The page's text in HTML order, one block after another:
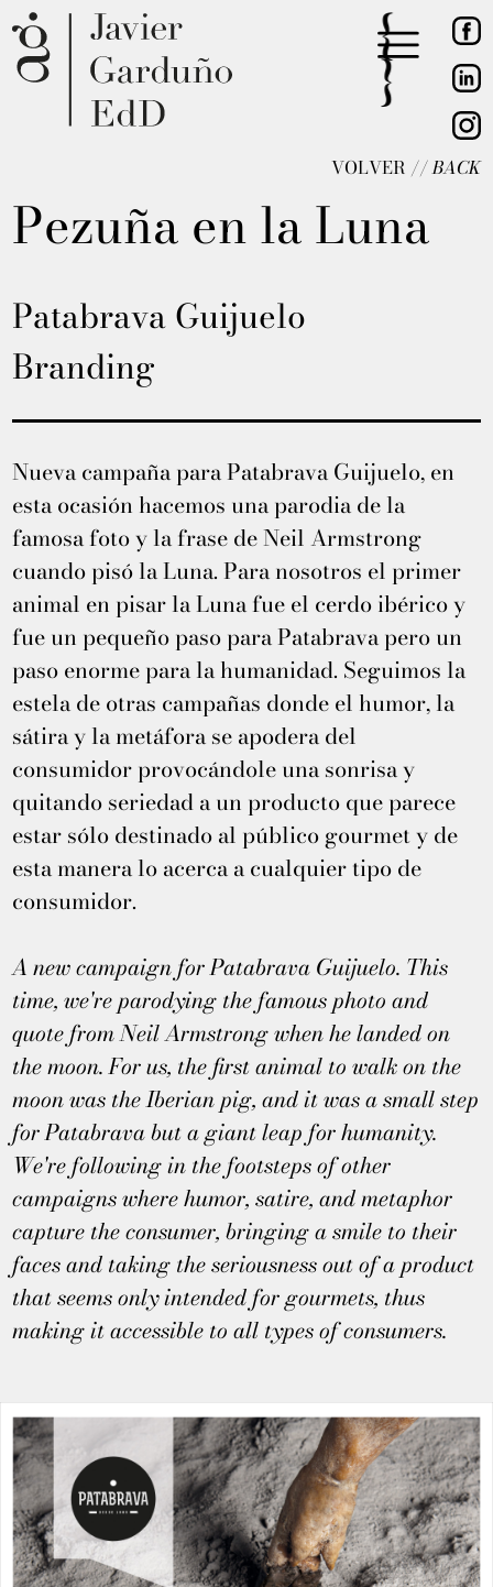
Pezuña en la Luna
Patabrava Guijuelo
Branding
VOLVER //BACK
Nueva campaña para Patabrava Guijuelo, en
esta ocasión hacemos una parodia de la
famosa foto y la frase de Neil Armstrong
cuando pisó la Luna. Para nosotros el primer
animal en pisar la Luna fue el cerdo ibérico y
fue un pequeño paso para Patabrava pero un
paso enorme para la humanidad. Seguimos la
estela de otras campañas donde el humor, la
sátira y la metáfora se apodera del
consumidor provocándole una sonrisa y
quitando seriedad a un producto que parece
estar sólo destinado al público gourmet y de
esta manera lo acerca a cualquier tipo de
consumidor.
A new campaign for Patabrava Guijuelo. This
time, we're parodying the famous photo and
quote from Neil Armstrong when he landed on
the moon. For us, the first animal to walk on the
moon was the Iberian pig, and it was a small step
for Patabrava but a giant leap for humanity.
We're following in the footsteps of other
campaigns where humor, satire, and metaphor
capture the consumer, bringing a smile to their
faces and taking the seriousness out of a product
that seems only intended for gourmets, thus
making it accessible to all types of consumers.